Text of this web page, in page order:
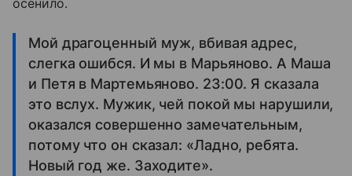
осенило.
Мой драгоценный муж, вбивая адрес,
слегка ошибся. И мы в Марьяново. А Маша
и Петя в Мартемьяново. 23:00. Я сказала
это вслух. Мужик, чей покой мы нарушили,
оказался совершенно замечательным,
потому что он сказал: «Ладно, ребята.
Новый год же. Заходите».